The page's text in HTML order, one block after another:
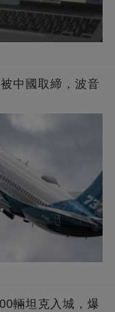
中國取締，波音
輛坦克入城，爆